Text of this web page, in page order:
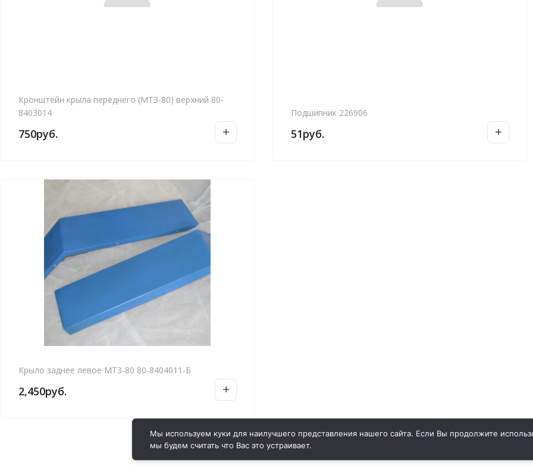
Кронштейн крыла переднего (МТЗ-80) верхний 80-
8403014
750руб.
Подшипник 226906
51руб.
Крыло заднее левое МТЗ-80 80-8404011-Б
2,450руб.
Мы используем куки для наилучшего представления нашего сайта. Если Вы продолжите
мы будем считать что Вас это устраивает.